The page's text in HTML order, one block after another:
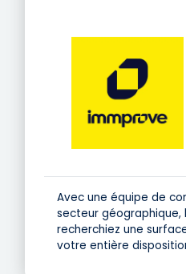
Avec une équipe de
secteur géographique,
recherchiez une
votre entière